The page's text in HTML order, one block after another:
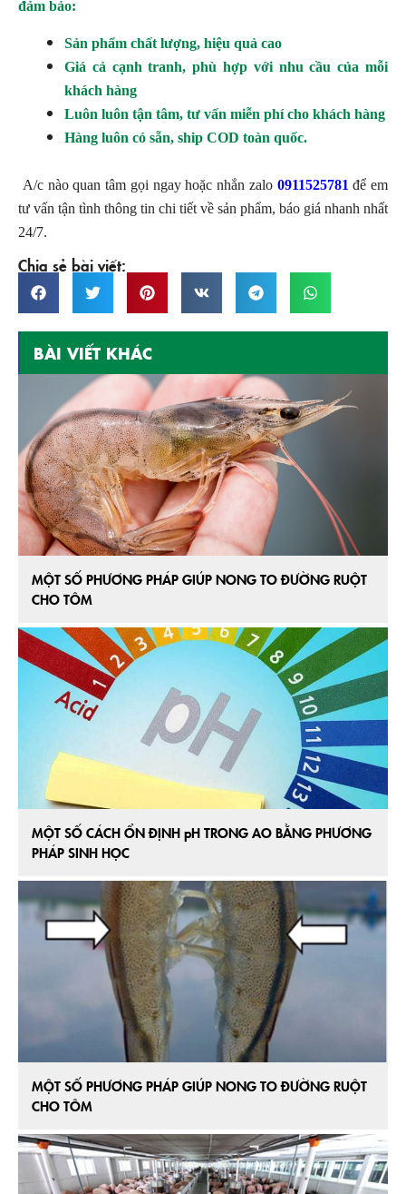
đảm bảo:
Sản phẩm chất lượng, hiệu quả cao
Giá cả cạnh tranh, phù hợp với nhu cầu của mỗi
khách hàng
Luôn luôn tận tâm, tư vấn miễn phí cho khách hàng
Hàng luôn có sẵn, ship COD toàn quốc.
A/c nào quan tâm gọi ngay hoặc nhắn zalo 0911525781 để em
tư vấn tận tình thông tin chi tiết về sản phẩm, báo giá nhanh nhất
24/7.
Chia sẻ bài viết:
BÀI VIẾT KHÁC
MỘT SỐ PHƯƠNG PHÁP GIÚP NONG TO ĐƯỜNG RUỘT
CHO TÔM
MỘT SỐ CÁCH ỔN ĐỊNH pH TRONG AO BẰNG PHƯƠNG
PHÁP SINH HỌC
MỘT SỐ PHƯƠNG PHÁP GIÚP NONG TO ĐƯỜNG RUỘT
CHO TÔM